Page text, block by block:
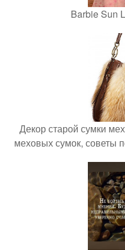
Barbie Sun
Декор старой сумки
меховых сумок, советы